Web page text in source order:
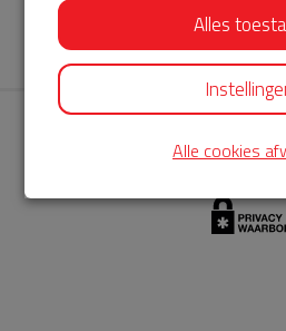
levering en het onderhoud
Alles
Alle cookies